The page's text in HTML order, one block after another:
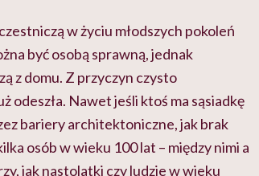
w życiu młodszych pokoleń
być osobą sprawną, jednak
z domu. Z przyczyn czysto
odeszła. Nawet jeśli ktoś ma sąsiadkę
bariery architektoniczne, jak brak
osób w wieku 100 lat – między nimi a
jak nastolatki czy ludzie w wieku